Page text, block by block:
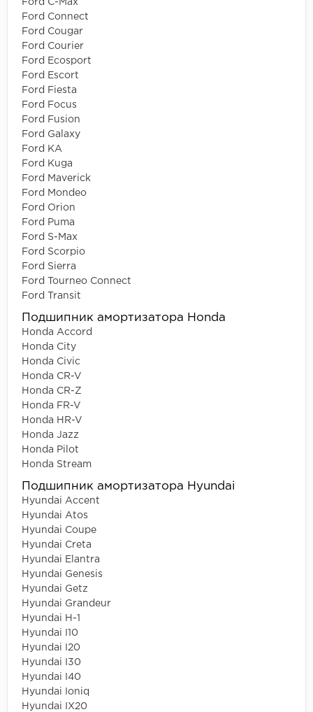
Ford C-Max
Ford Connect
Ford Cougar
Ford Courier
Ford Ecosport
Ford Escort
Ford Fiesta
Ford Focus
Ford Fusion
Ford Galaxy
Ford KA
Ford Kuga
Ford Maverick
Ford Mondeo
Ford Orion
Ford Puma
Ford S-Max
Ford Scorpio
Ford Sierra
Ford Tourneo Connect
Ford Transit
Подшипник амортизатора Honda
Honda Accord
Honda City
Honda Civic
Honda CR-V
Honda CR-Z
Honda FR-V
Honda HR-V
Honda Jazz
Honda Pilot
Honda Stream
Подшипник амортизатора Hyundai
Hyundai Accent
Hyundai Atos
Hyundai Coupe
Hyundai Creta
Hyundai Elantra
Hyundai Genesis
Hyundai Getz
Hyundai Grandeur
Hyundai H-1
Hyundai I10
Hyundai I20
Hyundai I30
Hyundai I40
Hyundai Ioniq
Hyundai IX20